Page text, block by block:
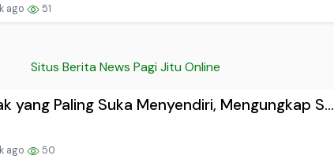
ago 51
Situs Berita News Pagi Jitu Online
yang Paling Suka Menyendiri, Mengungkap S...
ago 50